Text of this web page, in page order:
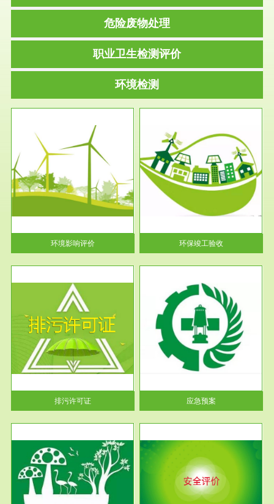
危险废物处理
职业卫生检测评价
环境检测
环境影响评价
服务范围
环保竣工验收
根据《建设项目环境保护管理条
例》第十七条 编制环境影响报
告书、...
环保竣工验收
排污许可证
服务范围
应急预案
根据《中华人民共和国环境保护
法》第十九条 企业事业单位应
当按照...
应急预案
服务范围
安全评价